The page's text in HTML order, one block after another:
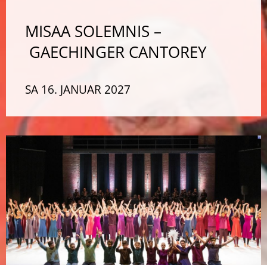
MISAA SOLEMNIS –
GAECHINGER CANTOREY
SA 16. JANUAR 2027